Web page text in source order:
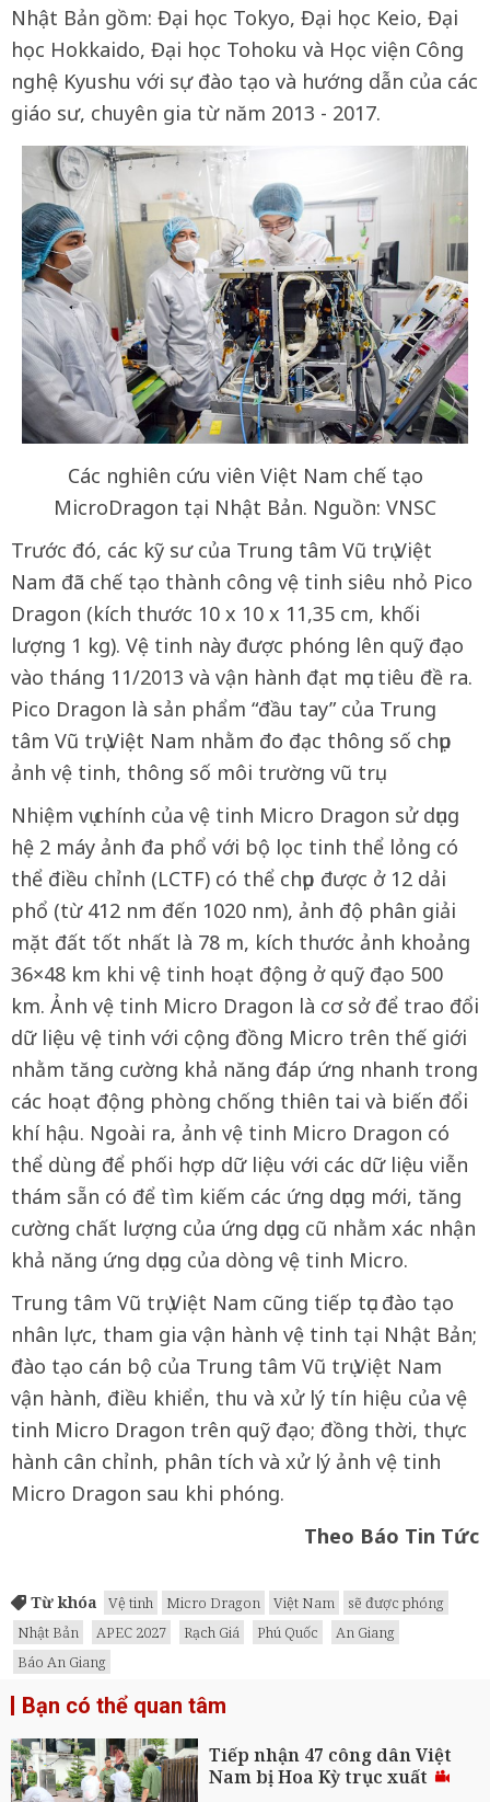
Nhật Bản gồm: Đại học Tokyo, Đại học Keio, Đại
học Hokkaido, Đại học Tohoku và Học viện Công
nghệ Kyushu với sự đào tạo và hướng dẫn của các
giáo sư, chuyên gia từ năm 2013 - 2017.
Các nghiên cứu viên Việt Nam chế tạo
MicroDragon tại Nhật Bản. Nguồn: VNSC
Trước đó, các kỹ sư của Trung tâm Vũ trụ Việt
Nam đã chế tạo thành công vệ tinh siêu nhỏ Pico
Dragon (kích thước 10 x 10 x 11,35 cm, khối
lượng 1 kg). Vệ tinh này được phóng lên quỹ đạo
vào tháng 11/2013 và vận hành đạt mục tiêu đề ra.
Pico Dragon là sản phẩm “đầu tay” của Trung
tâm Vũ trụ Việt Nam nhằm đo đạc thông số chụp
ảnh vệ tinh, thông số môi trường vũ trụ.
Nhiệm vụ chính của vệ tinh Micro Dragon sử dụng
hệ 2 máy ảnh đa phổ với bộ lọc tinh thể lỏng có
thể điều chỉnh (LCTF) có thể chụp được ở 12 dải
phổ (từ 412 nm đến 1020 nm), ảnh độ phân giải
mặt đất tốt nhất là 78 m, kích thước ảnh khoảng
36×48 km khi vệ tinh hoạt động ở quỹ đạo 500
km. Ảnh vệ tinh Micro Dragon là cơ sở để trao đổi
dữ liệu vệ tinh với cộng đồng Micro trên thế giới
nhằm tăng cường khả năng đáp ứng nhanh trong
các hoạt động phòng chống thiên tai và biến đổi
khí hậu. Ngoài ra, ảnh vệ tinh Micro Dragon có
thể dùng để phối hợp dữ liệu với các dữ liệu viễn
thám sẵn có để tìm kiếm các ứng dụng mới, tăng
cường chất lượng của ứng dụng cũ nhằm xác nhận
khả năng ứng dụng của dòng vệ tinh Micro.
Trung tâm Vũ trụ Việt Nam cũng tiếp tục đào tạo
nhân lực, tham gia vận hành vệ tinh tại Nhật Bản;
đào tạo cán bộ của Trung tâm Vũ trụ Việt Nam
vận hành, điều khiển, thu và xử lý tín hiệu của vệ
tinh Micro Dragon trên quỹ đạo; đồng thời, thực
hành cân chỉnh, phân tích và xử lý ảnh vệ tinh
Micro Dragon sau khi phóng.
Theo Báo Tin Tức
Từ khóa Vệ tinh Micro Dragon Việt Nam
sẽ được phóng
Nhật Bản
APEC 2027 Rạch Giá Phú Quốc
An Giang
Báo An Giang
Bạn có thể quan tâm
Tiếp nhận 47 công dân Việt
Nam bị Hoa Kỳ trục xuất